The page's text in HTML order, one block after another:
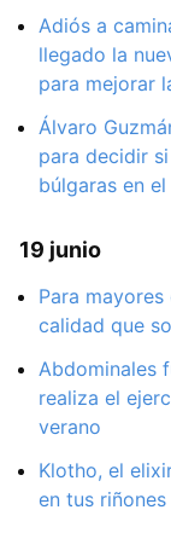
Adiós a
llegado la
para mejorar
Álvaro
para decidir
búlgaras en
19 junio
Para
calidad que
Abdominales
realiza el
verano
Klotho, el
en tus